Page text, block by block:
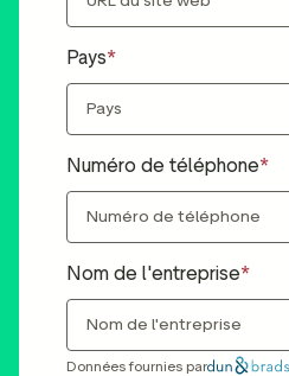
Pays
Numéro de téléphone
Nom de l'entreprise
Données fournies par